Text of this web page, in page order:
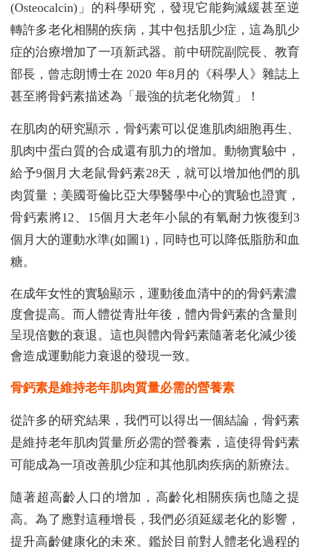
(Osteocalcin)」的科學研究，發現它能夠減緩甚至逆
轉許多老化相關的疾病，其中包括肌少症，這為肌少
症的治療增加了一項新武器。前中研院副院長、教育
部長，曾志朗博士在 2020 年8月的《科學人》雜誌上
甚至將骨鈣素描述為「最強的抗老化物質」！
在肌肉的研究顯示，骨鈣素可以促進肌肉細胞再生、
肌肉中蛋白質的合成還有肌力的增加。動物實驗中，
給予9個月大老鼠骨鈣素28天，就可以增加他們的肌
肉質量；美國哥倫比亞大學醫學中心的實驗也證實，
骨鈣素將12、15個月大老年小鼠的有氧耐力恢復到3
個月大的運動水準(如圖1)，同時也可以降低脂肪和血
糖。
在成年女性的實驗顯示，運動後血清中的的骨鈣素濃
度會提高。而人體從青壯年後，體內骨鈣素的含量則
呈現倍數的衰退。這也與體內骨鈣素隨著老化減少後
會造成運動能力衰退的發現一致。
骨鈣素是維持老年肌肉質量必需的營養素
從許多的研究結果，我們可以得出一個結論，骨鈣素
是維持老年肌肉質量所必需的營養素，這使得骨鈣素
可能成為一項改善肌少症和其他肌肉疾病的新療法。
隨著超高齡人口的增加，高齡化相關疾病也隨之提
高。為了應對這種增長，我們必須延緩老化的影響，
提升高齡健康化的未來。鑑於目前對人體老化過程的